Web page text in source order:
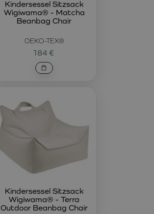
OEKO-TEX®
Kindersessel Sitzsack
Wigiwama® - Matcha
Beanbag Chair
184 €
Kindersessel Sitzsack
Wigiwama® - Terra
Outdoor Beanbag Chair